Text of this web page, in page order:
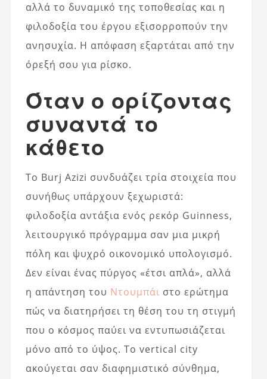
αλλά το δυναμικό της τοποθεσίας και η
φιλοδοξία του έργου εξισορροπούν την
ανησυχία. Η απόφαση εξαρτάται από την
όρεξή σου για ρίσκο.
Όταν ο ορίζοντας
συναντά το
κάθετο
Το Burj Azizi συνδυάζει τρία στοιχεία που
συνήθως υπάρχουν ξεχωριστά:
φιλοδοξία αντάξια ενός ρεκόρ Guinness,
λειτουργικό πρόγραμμα σαν μια μικρή
πόλη και ψυχρό οικονομικό υπολογισμό.
Δεν είναι ένας πύργος «έτσι απλά», αλλά
η απάντηση του Ντουμπάι στο ερώτημα
πώς να διατηρήσει τη θέση του τη στιγμή
που ο κόσμος παύει να εντυπωσιάζεται
μόνο από το ύψος. Το vertical city
ακούγεται σαν διαφημιστικό σύνθημα,